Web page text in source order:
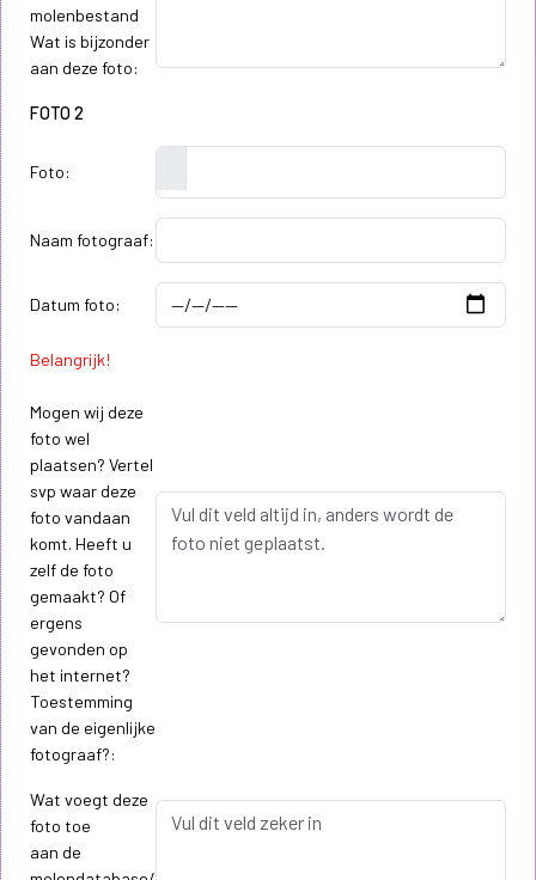
molenbestand
Wat is bijzonder
aan deze foto:
FOTO 2
Foto:
Naam fotograaf:
Datum foto:
Belangrijk!
Mogen wij deze
foto wel
plaatsen? Vertel
svp waar deze
foto vandaan
komt. Heeft u
zelf de foto
gemaakt? Of
ergens
gevonden op
het internet?
Toestemming
van de eigenlijke
fotograaf?:
Wat voegt deze
foto toe
aan de